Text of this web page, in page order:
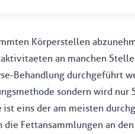
Körperstellen
an manchen
Behandlung durchgeführt
sondern wird nur
ist eins der am meisten
Fettansammlungen an